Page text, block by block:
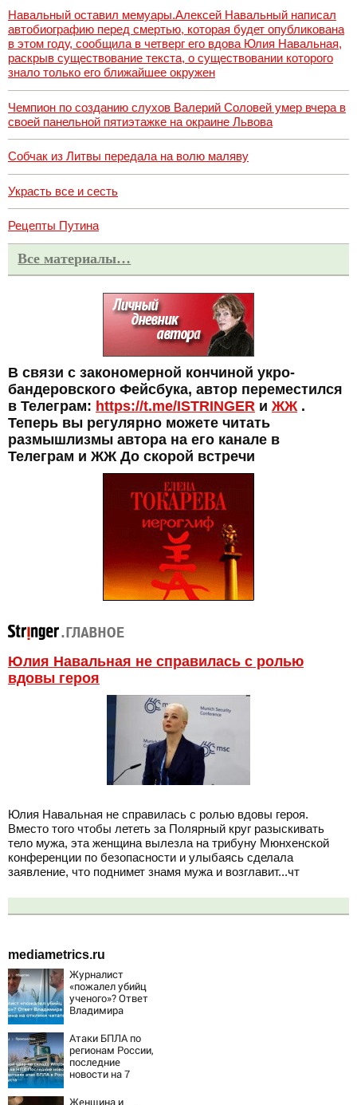
Навальный оставил мемуары.Алексей Навальный написал
автобиографию перед смертью, которая будет опубликована
в этом году, сообщила в четверг его вдова Юлия Навальная,
раскрыв существование текста, о существовании которого
знало только его ближайшее окружен
Чемпион по созданию слухов Валерий Соловей умер вчера в
своей панельной пятиэтажке на окраине Львова
Собчак из Литвы передала на волю маляву
Украсть все и сесть
Рецепты Путина
Все материалы…
В связи с закономерной кончиной укро-
бандеровского Фейсбука, автор переместился
в Телеграм: https://t.me/ISTRINGER и ЖЖ .
Теперь вы регулярно можете читать
размышлизмы автора на его канале в
Телеграм и ЖЖ До скорой встречи
Юлия Навальная не справилась с ролью
вдовы героя
Юлия Навальная не справилась с ролью вдовы героя.
Вместо того чтобы лететь за Полярный круг разыскивать
тело мужа, эта женщина вылезла на трибуну Мюнхенской
конференции по безопасности и улыбаясь сделала
заявление, что поднимет знамя мужа и возглавит...чт
mediametrics.ru
Журналист
«пожалел убийц
ученого»? Ответ
Владимира
отклики
читателей
Атаки БПЛА по
регионам России,
последние
новости на 7
последствия,
Женщина и